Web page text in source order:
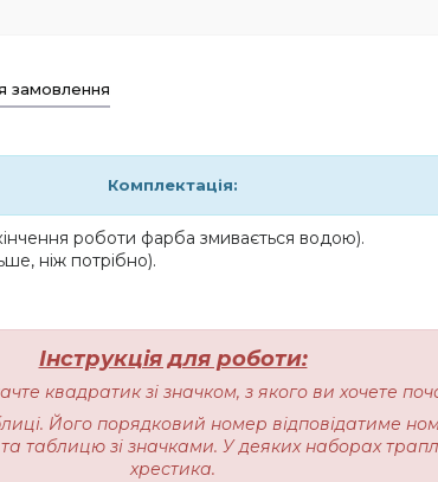
замовлення
Комплектація:
роботи фарба змивається водою).
ніж потрібно).
Інструкція для роботи:
квадратик зі значком, з якого ви хочете
Його порядковий номер відповідатиме
таблицю зі значками. У деяких наборах
хрестика.